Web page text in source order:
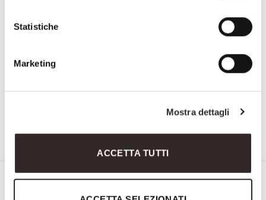
Statistiche
Marketing
Mostra dettagli
ACCETTA TUTTI
3118